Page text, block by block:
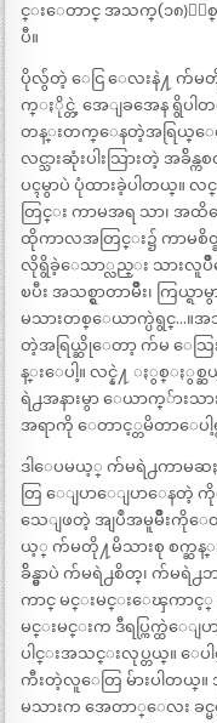
င္းေတာင္ အသက္(၁၈)ႏွစ္
ပီ။
ပိုလွ်ံတဲ့ ေငြ ေလးနဲ႔ က်မတို
က္ႏိုင္တဲ့ အေျခအေန ရွိပ
တန္းတက္ေနတဲ့အရြယ္ေတာ
လင္သားဆုံးပါးသြားတဲ့ အ
ပၚမွာပဲ ပုံထားခဲ့ပါတယ္
တြင္း ကာမအရ သာ၊ အထိ
ထိုကာလအတြင္း၌ ကာမစိတ္
လိုရွိခဲ့ေသာ္လည္း သားလူပ်ဳိ
ၿပီး အသစ္ရွာတာမ်ဳိး၊ ကြယ္ရ
မသားတစ္ေယာက္ပဲရွင္…
တဲ့အရြယ္ဆိုေတာ့ က်မ ေသ
န္းေပါ့။ လင္နဲ႔ ႏွစ္ႏွ
ရဲ႕အနားမွာ ေယာက္်ားသ
အရာကို ေတာင့္တမိတာေပါ့
ဒါေပမယ့္ က်မရဲ႕ကာမဆႏ
တြ ေျပာေျပာေနတဲ့ ကို
သေျဖတဲ့ အျပဳအမူမ်ဳိးကိုေတ
ယ့္ က်မတို႔မိသားစု စက္ဆန္
ခ်ိန္မွာပဲ က်မရဲ႕စိတ္၊ က်မ
ကာင္ မင္းမင္းေၾကာင့္
မင္းမင္းက ဒီရပ္ကြက္ထဲေ
ပါင္းအသင္းလုပ္တယ္။
ကီးတဲ့လူေတြ မ်ားပါတ
မသားက အေတာ္ေလး ခင္